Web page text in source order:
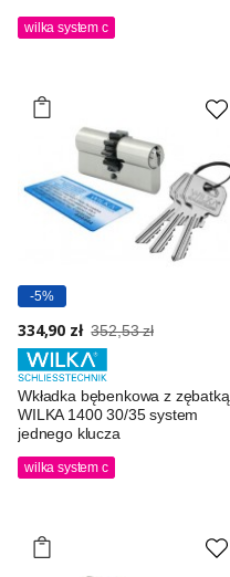
wilka system c
-5%
334,90 zł 352,53 zł
Wkładka bębenkowa z zębatką
WILKA 1400 30/35 system
jednego klucza
wilka system c